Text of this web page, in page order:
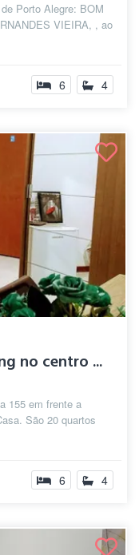
Porto Alegre: BOM
VIEIRA, , ao
6 4
no centro ...
155 em frente a
São 20 quartos
6 4